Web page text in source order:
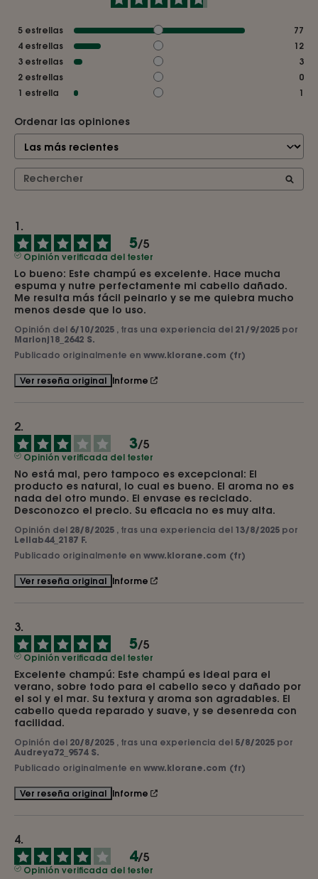
5 estrellas
77
4 estrellas
12
3 estrellas
3
2 estrellas
0
1 estrella 1
Ordenar las opiniones
5/5
Opinión verificada del tester
Lo bueno: Este champú es excelente. Hace mucha
espuma y nutre perfectamente mi cabello dañado.
Me resulta más fácil peinarlo y se me quiebra mucho
menos desde que lo uso.
Opinión del 6/10/2025 , tras una experiencia del 21/9/2025 por
Marionj18_2642 S.
Publicado originalmente en www.klorane.com (fr)
Ver reseña original Informe
3/5
Opinión verificada del tester
No está mal, pero tampoco es excepcional: El
producto es natural, lo cual es bueno. El aroma no es
nada del otro mundo. El envase es reciclado.
Desconozco el precio. Su eficacia no es muy alta.
Opinión del 28/8/2025 , tras una experiencia del 13/8/2025 por
Leilab44_2187 F.
Publicado originalmente en www.klorane.com (fr)
Ver reseña original Informe
5/5
Opinión verificada del tester
Excelente champú: Este champú es ideal para el
verano, sobre todo para el cabello seco y dañado por
el sol y el mar. Su textura y aroma son agradables. El
cabello queda reparado y suave, y se desenreda con
facilidad.
Opinión del 20/8/2025 , tras una experiencia del 5/8/2025 por
Audreya72_9574 S.
Publicado originalmente en www.klorane.com (fr)
Ver reseña original Informe
4/5
Opinión verificada del tester